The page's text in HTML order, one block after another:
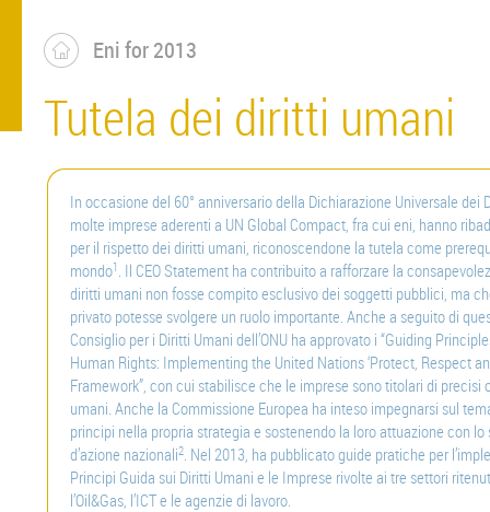
Eni for 2013
Tutela dei diritti umani
In occasione del 60° anniversario della Dichiarazione Universale dei
molte imprese aderenti a UN Global Compact, fra cui eni, hanno
per il rispetto dei diritti umani, riconoscendone la tutela come
mondo1
. Il CEO Statement ha contribuito a rafforzare la
diritti umani non fosse compito esclusivo dei soggetti pubblici, ma
privato potesse svolgere un ruolo importante. Anche a seguito di
Consiglio per i Diritti Umani dell’ONU ha approvato i “Guiding
Human Rights: Implementing the United Nations ‘Protect, Respect
Framework”, con cui stabilisce che le imprese sono titolari di precisi
umani. Anche la Commissione Europea ha inteso impegnarsi sul
principi nella propria strategia e sostenendo la loro attuazione con lo
d’azione nazionali2. Nel 2013, ha pubblicato guide pratiche per
Principi Guida sui Diritti Umani e le Imprese rivolte ai tre settori
l’Oil&Gas, l’ICT e le agenzie di lavoro.